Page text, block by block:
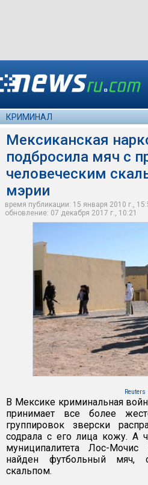
КРИМИНАЛ
Мексиканская
подбросила мяч с
человеческим
мэрии
время публикации: 15 января 2010 г.,
обновление: 07 декабря 2017 г., 10:21
Reuters
В Мексике криминальная
принимает все более
группировок зверски
содрала с его лица кожу. А
муниципалитета Лос-
найден футбольный мяч,
скальпом.